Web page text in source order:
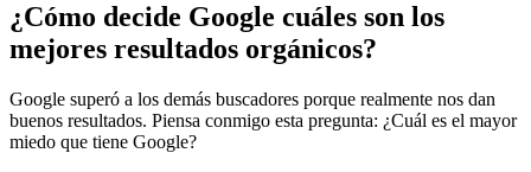
¿Cómo decide Google cuáles son los
mejores resultados orgánicos?
Google superó a los demás buscadores porque realmente nos dan
buenos resultados. Piensa conmigo esta pregunta: ¿Cuál es el mayor
miedo que tiene Google?